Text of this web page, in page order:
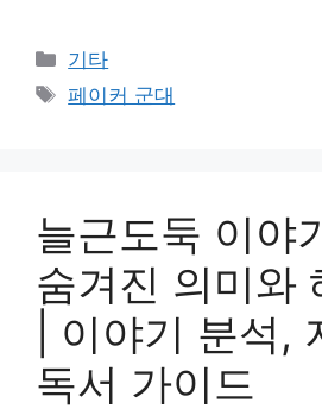
Categories
기타
Tags
페이커 군대
늘근도둑 이야
숨겨진 의미와
| 이야기 분석,
독서 가이드